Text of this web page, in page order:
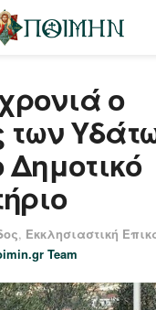
ο
, Εκκλησιαστική
Team